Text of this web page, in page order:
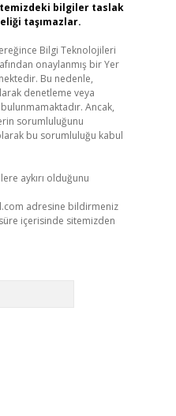
bilgiler taslak
taşımazlar.
Bilgi Teknolojileri
onaylanmış bir Yer
Bu nedenle,
denetleme veya
Ancak,
sorumluluğunu
bu sorumluluğu kabul
aykırı olduğunu
adresine bildirmeniz
içerisinde sitemizden